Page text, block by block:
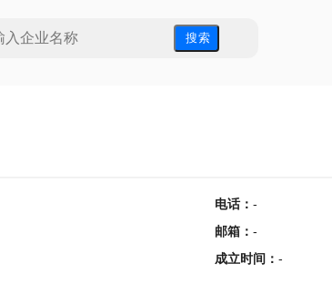
搜 索
电话： -
邮箱 ： -
成立时间 ： -